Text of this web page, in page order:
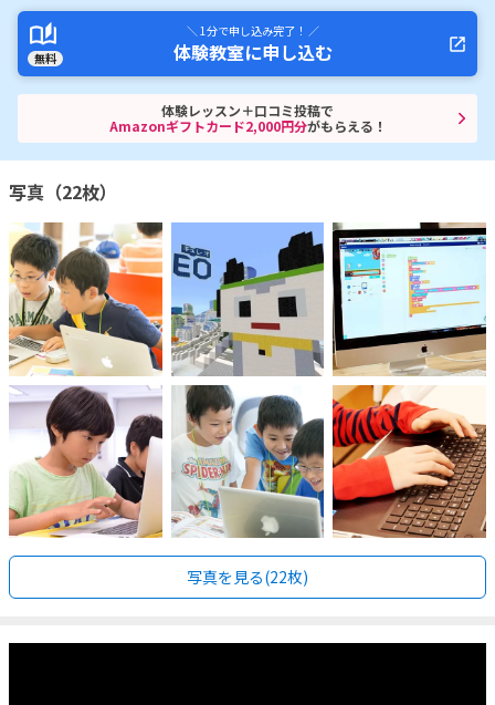
無料
＼ 1分で申し込み完了！ ／
体験教室に申し込む
体験レッスン＋口コミ投稿で
Amazonギフトカード2,000円分がもらえる！
写真（22枚）
写真を見る(22枚)